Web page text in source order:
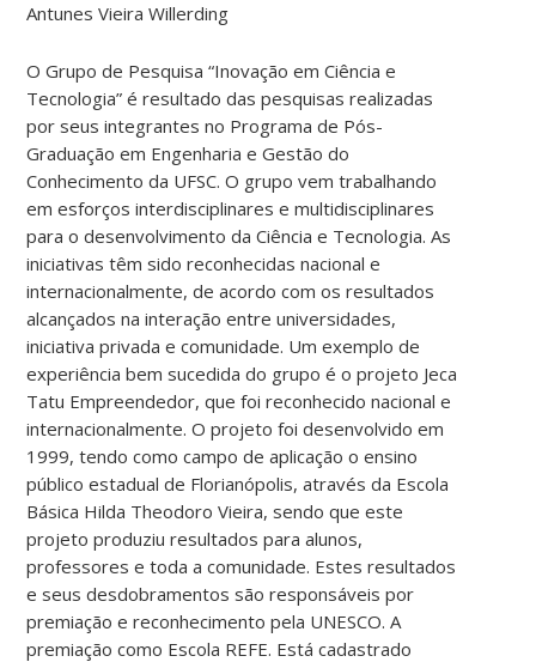
Antunes Vieira Willerding
O Grupo de Pesquisa “Inovação em Ciência e
Tecnologia” é resultado das pesquisas realizadas
por seus integrantes no Programa de Pós-
Graduação em Engenharia e Gestão do
Conhecimento da UFSC. O grupo vem trabalhando
em esforços interdisciplinares e multidisciplinares
para o desenvolvimento da Ciência e Tecnologia. As
iniciativas têm sido reconhecidas nacional e
internacionalmente, de acordo com os resultados
alcançados na interação entre universidades,
iniciativa privada e comunidade. Um exemplo de
experiência bem sucedida do grupo é o projeto Jeca
Tatu Empreendedor, que foi reconhecido nacional e
internacionalmente. O projeto foi desenvolvido em
1999, tendo como campo de aplicação o ensino
público estadual de Florianópolis, através da Escola
Básica Hilda Theodoro Vieira, sendo que este
projeto produziu resultados para alunos,
professores e toda a comunidade. Estes resultados
e seus desdobramentos são responsáveis por
premiação e reconhecimento pela UNESCO. A
premiação como Escola REFE. Está cadastrado